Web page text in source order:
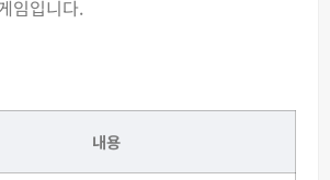
임입니다.
내용